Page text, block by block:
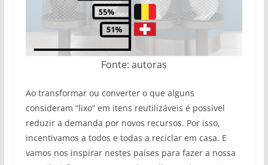
Fonte: autoras
Ao transformar ou converter o que alguns
consideram “lixo” em itens reutilizáveis é possível
reduzir a demanda por novos recursos. Por isso,
incentivamos a todos e todas a reciclar em casa. E
vamos nos inspirar nestes países para fazer a nossa